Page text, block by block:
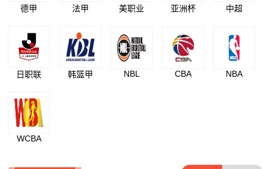
德甲 法甲 美职业 亚洲杯 中超
日职联 韩篮甲 NBL CBA NBA
WCBA